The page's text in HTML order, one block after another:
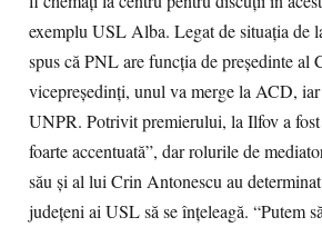
exemplu USL Alba. Legat de situaţia de
spus că PNL are funcţia de preşedinte al
vicepreşedinţi, unul va merge la ACD,
UNPR. Potrivit premierului, la Ilfov a fost
foarte accentuată”, dar rolurile de
său şi al lui Crin Antonescu au
judeţeni ai USL să se înţeleagă. “Putem